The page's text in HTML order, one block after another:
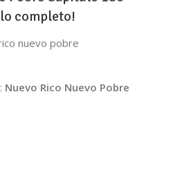
completo!
Nuevo Rico Nuevo Pobre